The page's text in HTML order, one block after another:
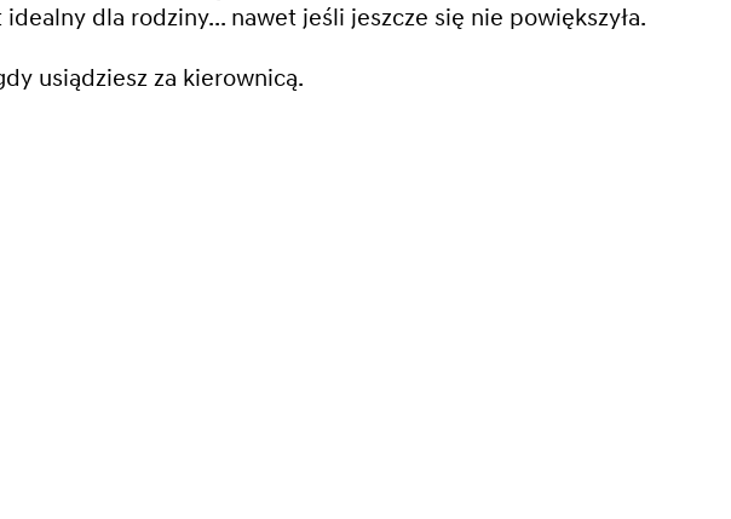
dla rodziny... nawet jeśli jeszcze się nie powiększyła.
usiądziesz za kierownicą.